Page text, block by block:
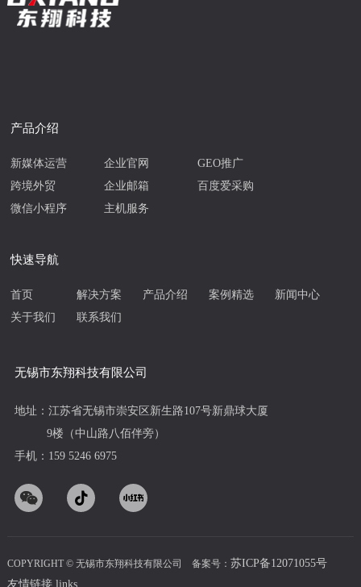
产品介绍
新媒体运营 企业官网
GEO推广
跨境外贸
企业邮箱
百度爱采购
微信小程序
主机服务
快速导航
首页 解决方案 产品介绍 案例精选
新闻中心
关于我们
联系我们
无锡市东翔科技有限公司
地址：江苏省无锡市崇安区新生路107号新鼎球大厦
9楼（中山路八佰伴旁）
手机：159 5246 6975
COPYRIGHT © 无锡市东翔科技有限公司 备案号： 苏ICP备12071055号
友情链接 links